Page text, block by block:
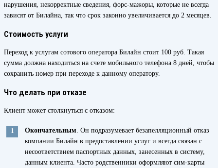
нарушения, некорректные сведения, форс-мажоры, которые не всегда
зависят от Билайна, так что срок законно увеличивается до 2 месяцев.
Стоимость услуги
Переход к услугам сотового оператора Билайн стоит 100 руб. Такая
сумма должна находиться на счете мобильного телефона 8 дней, чтобы
сохранить номер при переходе к данному оператору.
Что делать при отказе
Клиент может столкнуться с отказом:
Окончательным . Он подразумевает безапелляционный отказ
компании Билайн в предоставлении услуг и всегда связан с
несоответствием паспортных данных, занесенных в систему,
данным клиента. Часто родственники оформляют сим-карты